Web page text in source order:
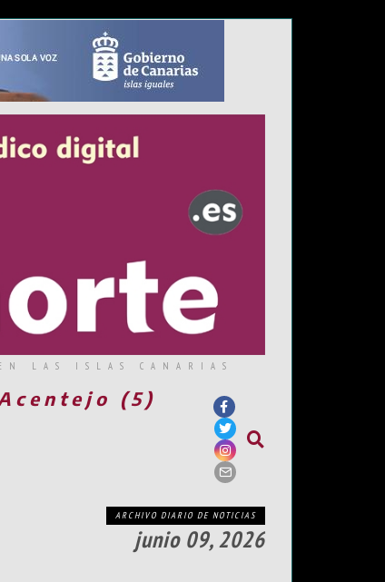
LAS ISLAS CANARIAS
(5)
ARCHIVO DIARIO DE NOTICIAS
junio 09, 2026